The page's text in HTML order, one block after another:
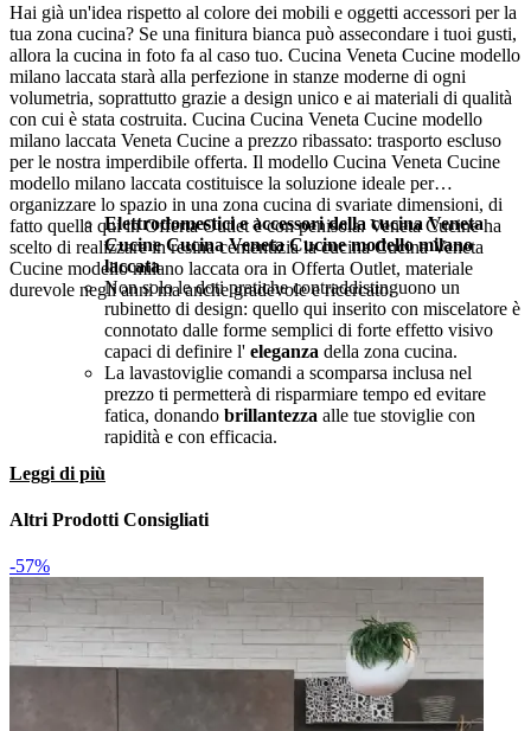
Hai già un'idea rispetto al colore dei mobili e oggetti accessori per la
tua zona cucina? Se una finitura bianca può assecondare i tuoi gusti,
allora la cucina in foto fa al caso tuo. Cucina Veneta Cucine modello
milano laccata starà alla perfezione in stanze moderne di ogni
volumetria, soprattutto grazie a design unico e ai materiali di qualità
con cui è stata costruita. Cucina Cucina Veneta Cucine modello
milano laccata Veneta Cucine a prezzo ribassato: trasporto escluso
per le nostra imperdibile offerta. Il modello Cucina Veneta Cucine
modello milano laccata costituisce la soluzione ideale per
organizzare lo spazio in una zona cucina di svariate dimensioni, di
fatto quella qui in Offerta Outlet è con penisola. Veneta Cucine ha
scelto di realizzare in resina cementizia la cucina Cucina Veneta
Cucine modello milano laccata ora in Offerta Outlet, materiale
durevole negli anni ma anche gradevole e ricercato.
Elettrodomestici e accessori della cucina Veneta
Cucine Cucina Veneta Cucine modello milano
laccata
Non solo le doti pratiche contraddistinguono un
rubinetto di design: quello qui inserito con miscelatore è
connotato dalle forme semplici di forte effetto visivo
capaci di definire l' eleganza della zona cucina.
La lavastoviglie comandi a scomparsa inclusa nel
prezzo ti permetterà di risparmiare tempo ed evitare
fatica, donando brillantezza alle tue stoviglie con
rapidità e con efficacia.
resistenti a agenti pulenti di vario tipo, come questo
esteticamente l'intera composizione grazie ai materiali di
costo Outlet, ottimo mix tra le doti pratiche e quelle di
design: resisterà in anni al prolungato utilizzo, pur
restando valido pure esteticamente.
Se stai selezionando composizioni completamente
funzionali per la tua zona cucina, scegli questo modello
Cucina Veneta Cucine modello milano laccata
quanto è completa pure di forno multifunzione.
Leggi di più
Altri Prodotti Consigliati
-57%